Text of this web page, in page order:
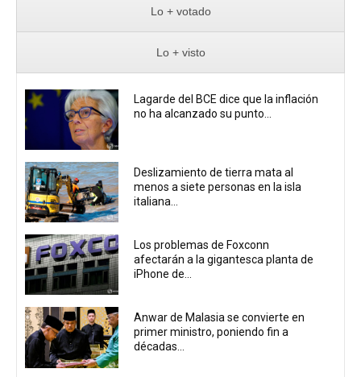
Lo + votado
Lo + visto
Lagarde del BCE dice que la inflación
no ha alcanzado su punto...
Deslizamiento de tierra mata al
menos a siete personas en la isla
italiana...
Los problemas de Foxconn
afectarán a la gigantesca planta de
iPhone de...
Anwar de Malasia se convierte en
primer ministro, poniendo fin a
décadas...